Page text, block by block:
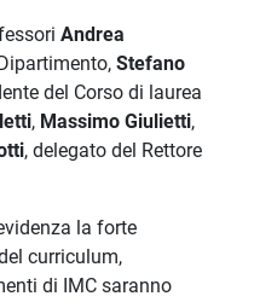
Andrea
Stefano
del Corso di laurea
, Massimo Giulietti,
, delegato del Rettore
la forte
curriculum,
di IMC saranno